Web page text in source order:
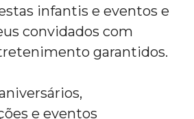
infantis e eventos e
convidados com
garantidos.
e eventos